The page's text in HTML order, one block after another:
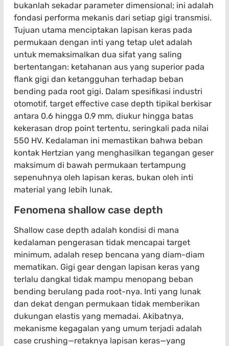
bukanlah sekadar parameter dimensional; ini adalah
fondasi performa mekanis dari setiap gigi transmisi.
Tujuan utama menciptakan lapisan keras pada
permukaan dengan inti yang tetap ulet adalah
untuk memaksimalkan dua sifat yang saling
bertentangan: ketahanan aus yang superior pada
flank gigi dan ketangguhan terhadap beban
bending pada root gigi. Dalam spesifikasi industri
otomotif, target effective case depth tipikal berkisar
antara 0.6 hingga 0.9 mm, diukur hingga batas
kekerasan drop point tertentu, seringkali pada nilai
550 HV. Kedalaman ini memastikan bahwa beban
kontak Hertzian yang menghasilkan tegangan geser
maksimum di bawah permukaan tertampung
sepenuhnya oleh lapisan keras, bukan oleh inti
material yang lebih lunak.
Fenomena shallow case depth
Shallow case depth adalah kondisi di mana
kedalaman pengerasan tidak mencapai target
minimum, adalah resep bencana yang diam-diam
mematikan. Gigi gear dengan lapisan keras yang
terlalu dangkal tidak mampu menopang beban
bending berulang pada root-nya. Inti yang lunak
dan dekat dengan permukaan tidak memberikan
dukungan elastis yang memadai. Akibatnya,
mekanisme kegagalan yang umum terjadi adalah
case crushing—retaknya lapisan keras—yang